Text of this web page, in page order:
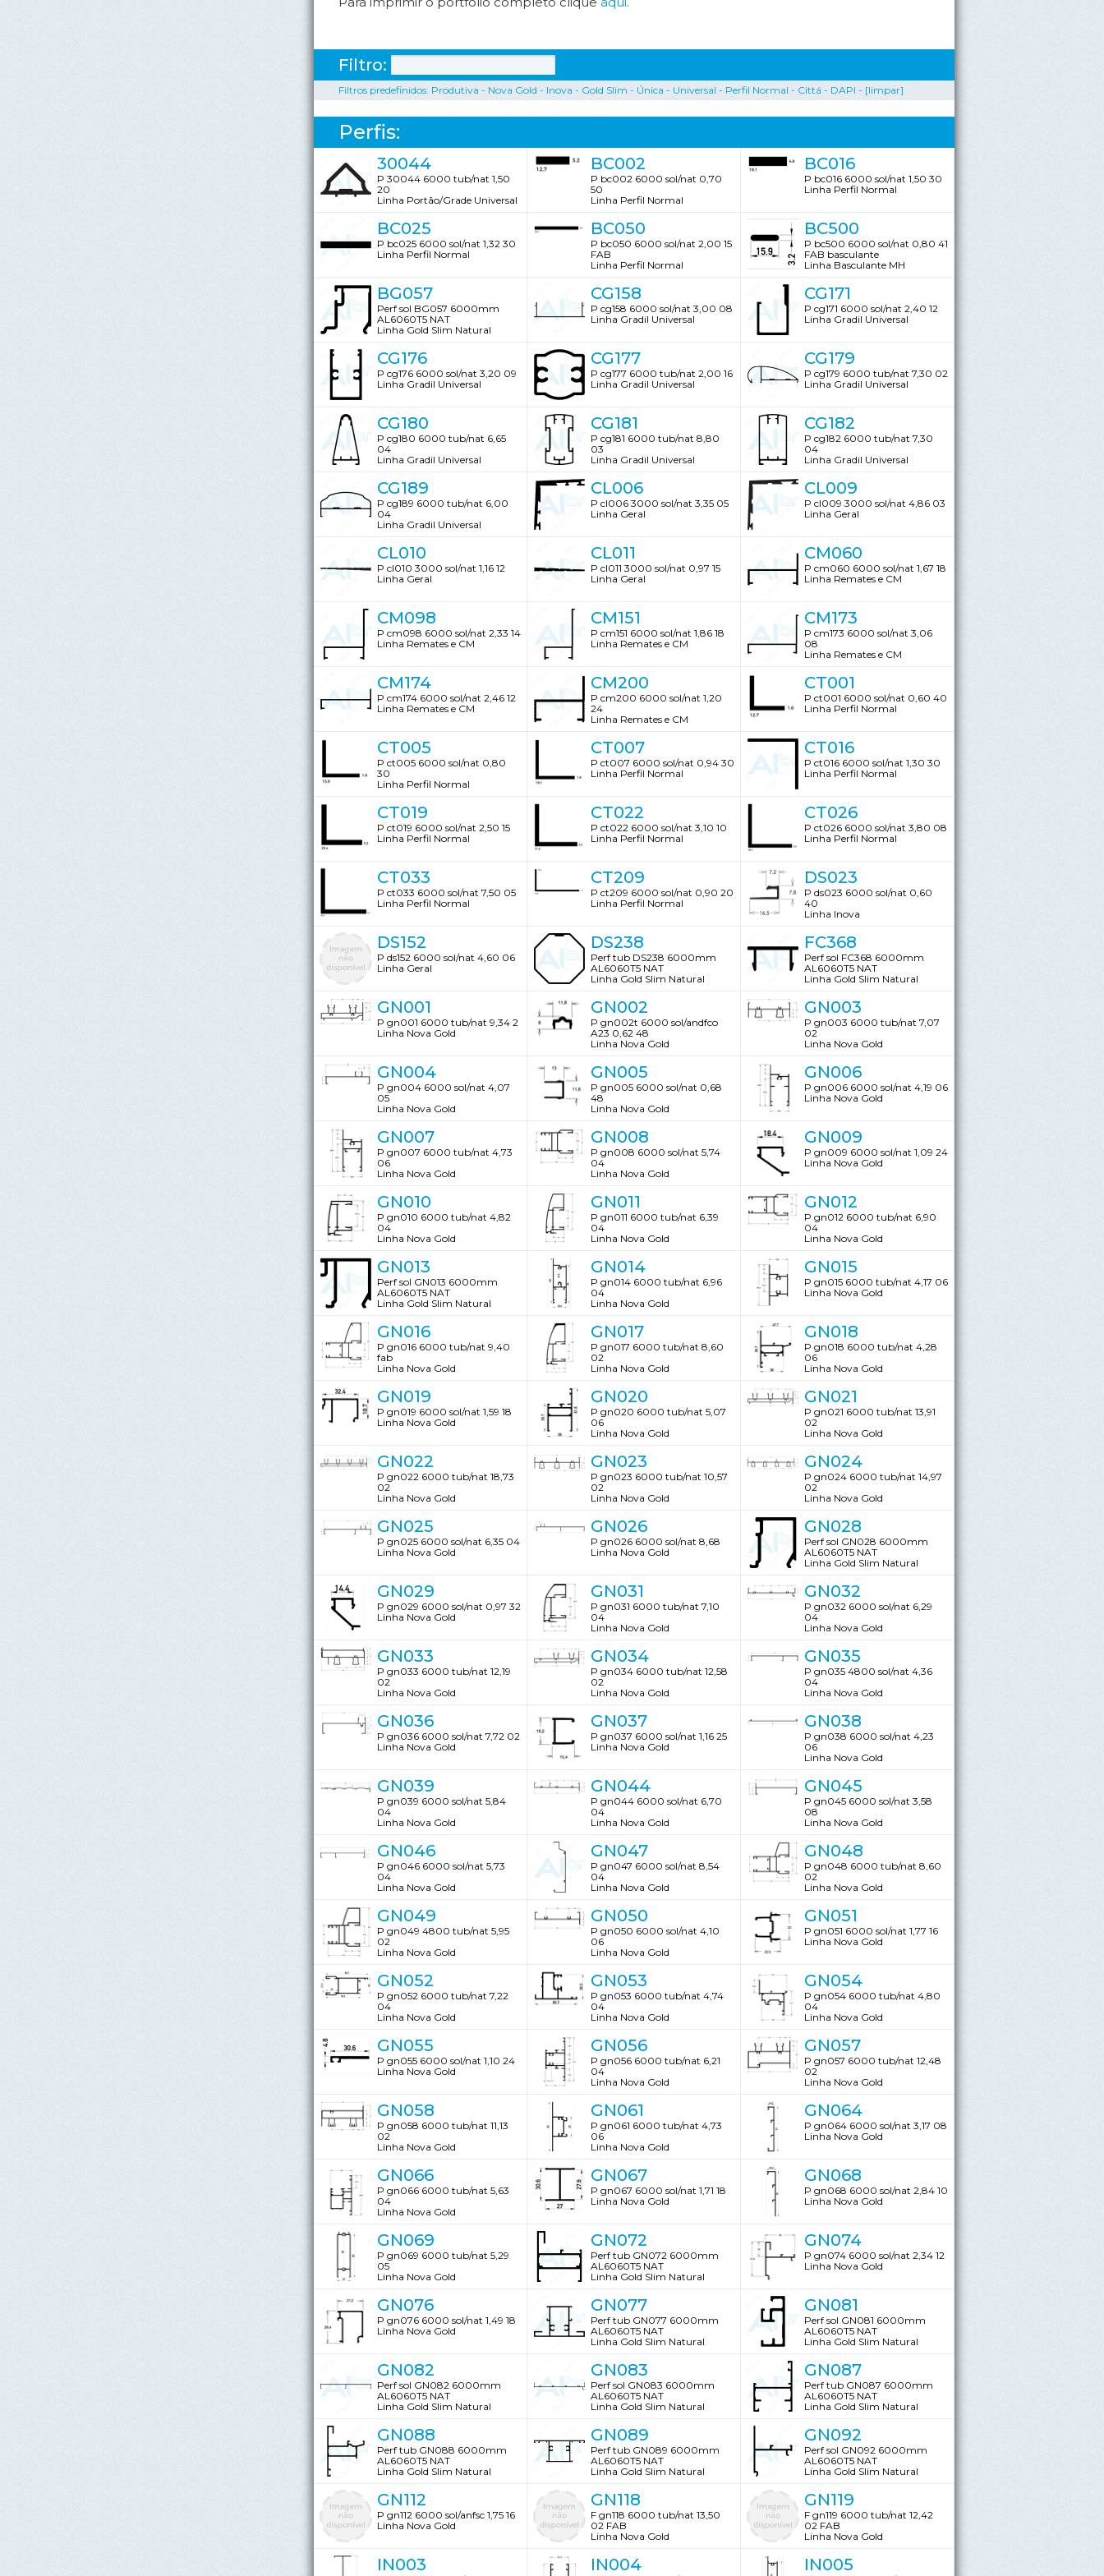
Filtro:
Filtros predefinidos: Produtiva - Nova Gold - Inova - Gold Slim - Única - Universal - Perfil Normal - Cittá - DAPI - [limpar]
Perfis:
30044
P 30044 6000 tub/nat 1,50
20
Linha Portão/Grade Universal
BC002
P bc002 6000 sol/nat 0,70
50
Linha Perfil Normal
BC016
P bc016 6000 sol/nat 1,50 30
Linha Perfil Normal
BC025
P bc025 6000 sol/nat 1,32 30
Linha Perfil Normal
BC050
P bc050 6000 sol/nat 2,00 15
FAB
Linha Perfil Normal
BC500
P bc500 6000 sol/nat 0,80 41
FAB basculante
Linha Basculante MH
BG057
Perf sol BG057 6000mm
AL6060T5 NAT
Linha Gold Slim Natural
CG158
P cg158 6000 sol/nat 3,00 08
Linha Gradil Universal
CG171
P cg171 6000 sol/nat 2,40 12
Linha Gradil Universal
CG176
P cg176 6000 sol/nat 3,20 09
Linha Gradil Universal
CG177
P cg177 6000 tub/nat 2,00 16
Linha Gradil Universal
CG179
P cg179 6000 tub/nat 7,30 02
Linha Gradil Universal
CG180
P cg180 6000 tub/nat 6,65
04
Linha Gradil Universal
CG181
P cg181 6000 tub/nat 8,80
03
Linha Gradil Universal
CG182
P cg182 6000 tub/nat 7,30
04
Linha Gradil Universal
CG189
P cg189 6000 tub/nat 6,00
04
Linha Gradil Universal
CL006
P cl006 3000 sol/nat 3,35 05
Linha Geral
CL009
P cl009 3000 sol/nat 4,86 03
Linha Geral
CL010
P cl010 3000 sol/nat 1,16 12
Linha Geral
CL011
P cl011 3000 sol/nat 0,97 15
Linha Geral
CM060
P cm060 6000 sol/nat 1,67 18
Linha Remates e CM
CM098
P cm098 6000 sol/nat 2,33 14
Linha Remates e CM
CM151
P cm151 6000 sol/nat 1,86 18
Linha Remates e CM
CM173
P cm173 6000 sol/nat 3,06
08
Linha Remates e CM
CM174
P cm174 6000 sol/nat 2,46 12
Linha Remates e CM
CM200
P cm200 6000 sol/nat 1,20
24
Linha Remates e CM
CT001
P ct001 6000 sol/nat 0,60 40
Linha Perfil Normal
CT005
P ct005 6000 sol/nat 0,80
30
Linha Perfil Normal
CT007
P ct007 6000 sol/nat 0,94 30
Linha Perfil Normal
CT016
P ct016 6000 sol/nat 1,30 30
Linha Perfil Normal
CT019
P ct019 6000 sol/nat 2,50 15
Linha Perfil Normal
CT022
P ct022 6000 sol/nat 3,10 10
Linha Perfil Normal
CT026
P ct026 6000 sol/nat 3,80 08
Linha Perfil Normal
CT033
P ct033 6000 sol/nat 7,50 05
Linha Perfil Normal
CT209
P ct209 6000 sol/nat 0,90 20
Linha Perfil Normal
DS023
P ds023 6000 sol/nat 0,60
40
Linha Inova
DS152
P ds152 6000 sol/nat 4,60 06
Linha Geral
DS238
Perf tub DS238 6000mm
AL6060T5 NAT
Linha Gold Slim Natural
FC368
Perf sol FC368 6000mm
AL6060T5 NAT
Linha Gold Slim Natural
GN001
P gn001 6000 tub/nat 9,34 2
Linha Nova Gold
GN002
P gn002t 6000 sol/andfco
A23 0,62 48
Linha Nova Gold
GN003
P gn003 6000 tub/nat 7,07
02
Linha Nova Gold
GN004
P gn004 6000 sol/nat 4,07
05
Linha Nova Gold
GN005
P gn005 6000 sol/nat 0,68
48
Linha Nova Gold
GN006
P gn006 6000 sol/nat 4,19 06
Linha Nova Gold
GN007
P gn007 6000 tub/nat 4,73
06
Linha Nova Gold
GN008
P gn008 6000 sol/nat 5,74
04
Linha Nova Gold
GN009
P gn009 6000 sol/nat 1,09 24
Linha Nova Gold
GN010
P gn010 6000 tub/nat 4,82
04
Linha Nova Gold
GN011
P gn011 6000 tub/nat 6,39
04
Linha Nova Gold
GN012
P gn012 6000 tub/nat 6,90
04
Linha Nova Gold
GN013
Perf sol GN013 6000mm
AL6060T5 NAT
Linha Gold Slim Natural
GN014
P gn014 6000 tub/nat 6,96
04
Linha Nova Gold
GN015
P gn015 6000 tub/nat 4,17 06
Linha Nova Gold
GN016
P gn016 6000 tub/nat 9,40
fab
Linha Nova Gold
GN017
P gn017 6000 tub/nat 8,60
02
Linha Nova Gold
GN018
P gn018 6000 tub/nat 4,28
06
Linha Nova Gold
GN019
P gn019 6000 sol/nat 1,59 18
Linha Nova Gold
GN020
P gn020 6000 tub/nat 5,07
06
Linha Nova Gold
GN021
P gn021 6000 tub/nat 13,91
02
Linha Nova Gold
GN022
P gn022 6000 tub/nat 18,73
02
Linha Nova Gold
GN023
P gn023 6000 tub/nat 10,57
02
Linha Nova Gold
GN024
P gn024 6000 tub/nat 14,97
02
Linha Nova Gold
GN025
P gn025 6000 sol/nat 6,35 04
Linha Nova Gold
GN026
P gn026 6000 sol/nat 8,68
Linha Nova Gold
GN028
Perf sol GN028 6000mm
AL6060T5 NAT
Linha Gold Slim Natural
GN029
P gn029 6000 sol/nat 0,97 32
Linha Nova Gold
GN031
P gn031 6000 tub/nat 7,10
04
Linha Nova Gold
GN032
P gn032 6000 sol/nat 6,29
04
Linha Nova Gold
GN033
P gn033 6000 tub/nat 12,19
02
Linha Nova Gold
GN034
P gn034 6000 tub/nat 12,58
02
Linha Nova Gold
GN035
P gn035 4800 sol/nat 4,36
04
Linha Nova Gold
GN036
P gn036 6000 sol/nat 7,72 02
Linha Nova Gold
GN037
P gn037 6000 sol/nat 1,16 25
Linha Nova Gold
GN038
P gn038 6000 sol/nat 4,23
06
Linha Nova Gold
GN039
P gn039 6000 sol/nat 5,84
04
Linha Nova Gold
GN044
P gn044 6000 sol/nat 6,70
04
Linha Nova Gold
GN045
P gn045 6000 sol/nat 3,58
08
Linha Nova Gold
GN046
P gn046 6000 sol/nat 5,73
04
Linha Nova Gold
GN047
P gn047 6000 sol/nat 8,54
04
Linha Nova Gold
GN048
P gn048 6000 tub/nat 8,60
02
Linha Nova Gold
GN049
P gn049 4800 tub/nat 5,95
02
Linha Nova Gold
GN050
P gn050 6000 sol/nat 4,10
06
Linha Nova Gold
GN051
P gn051 6000 sol/nat 1,77 16
Linha Nova Gold
GN052
P gn052 6000 tub/nat 7,22
04
Linha Nova Gold
GN053
P gn053 6000 tub/nat 4,74
04
Linha Nova Gold
GN054
P gn054 6000 tub/nat 4,80
04
Linha Nova Gold
GN055
P gn055 6000 sol/nat 1,10 24
Linha Nova Gold
GN056
P gn056 6000 tub/nat 6,21
04
Linha Nova Gold
GN057
P gn057 6000 tub/nat 12,48
02
Linha Nova Gold
GN058
P gn058 6000 tub/nat 11,13
02
Linha Nova Gold
GN061
P gn061 6000 tub/nat 4,73
06
Linha Nova Gold
GN064
P gn064 6000 sol/nat 3,17 08
Linha Nova Gold
GN066
P gn066 6000 tub/nat 5,63
04
Linha Nova Gold
GN067
P gn067 6000 sol/nat 1,71 18
Linha Nova Gold
GN068
P gn068 6000 sol/nat 2,84 10
Linha Nova Gold
GN069
P gn069 6000 tub/nat 5,29
05
Linha Nova Gold
GN072
Perf tub GN072 6000mm
AL6060T5 NAT
Linha Gold Slim Natural
GN074
P gn074 6000 sol/nat 2,34 12
Linha Nova Gold
GN076
P gn076 6000 sol/nat 1,49 18
Linha Nova Gold
GN077
Perf tub GN077 6000mm
AL6060T5 NAT
Linha Gold Slim Natural
GN081
Perf sol GN081 6000mm
AL6060T5 NAT
Linha Gold Slim Natural
GN082
Perf sol GN082 6000mm
AL6060T5 NAT
Linha Gold Slim Natural
GN083
Perf sol GN083 6000mm
AL6060T5 NAT
Linha Gold Slim Natural
GN087
Perf tub GN087 6000mm
AL6060T5 NAT
Linha Gold Slim Natural
GN088
Perf tub GN088 6000mm
AL6060T5 NAT
Linha Gold Slim Natural
GN089
Perf tub GN089 6000mm
AL6060T5 NAT
Linha Gold Slim Natural
GN092
Perf sol GN092 6000mm
AL6060T5 NAT
Linha Gold Slim Natural
GN112
P gn112 6000 sol/anfsc 1,75 16
Linha Nova Gold
GN118
F gn118 6000 tub/nat 13,50
02 FAB
Linha Nova Gold
GN119
F gn119 6000 tub/nat 12,42
02 FAB
Linha Nova Gold
IN003 IN004 IN005